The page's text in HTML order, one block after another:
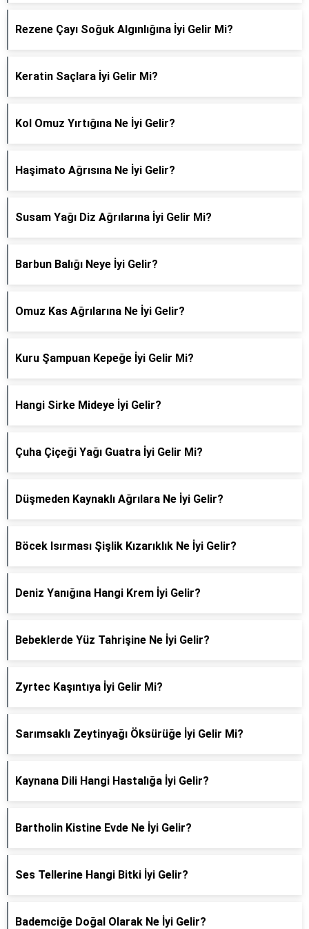
Rezene Çayı Soğuk Algınlığına İyi Gelir Mi?
Keratin Saçlara İyi Gelir Mi?
Kol Omuz Yırtığına Ne İyi Gelir?
Haşimato Ağrısına Ne İyi Gelir?
Susam Yağı Diz Ağrılarına İyi Gelir Mi?
Barbun Balığı Neye İyi Gelir?
Omuz Kas Ağrılarına Ne İyi Gelir?
Kuru Şampuan Kepeğe İyi Gelir Mi?
Hangi Sirke Mideye İyi Gelir?
Çuha Çiçeği Yağı Guatra İyi Gelir Mi?
Düşmeden Kaynaklı Ağrılara Ne İyi Gelir?
Böcek Isırması Şişlik Kızarıklık Ne İyi Gelir?
Deniz Yanığına Hangi Krem İyi Gelir?
Bebeklerde Yüz Tahrişine Ne İyi Gelir?
Zyrtec Kaşıntıya İyi Gelir Mi?
Sarımsaklı Zeytinyağı Öksürüğe İyi Gelir Mi?
Kaynana Dili Hangi Hastalığa İyi Gelir?
Bartholin Kistine Evde Ne İyi Gelir?
Ses Tellerine Hangi Bitki İyi Gelir?
Bademciğe Doğal Olarak Ne İyi Gelir?